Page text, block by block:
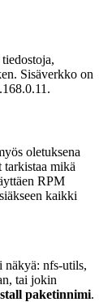
Sisäverkko on
oletuksena
tarkistaa mikä
RPM
kaikki
näkyä: nfs-utils,
tai jokin
paketinnimi.